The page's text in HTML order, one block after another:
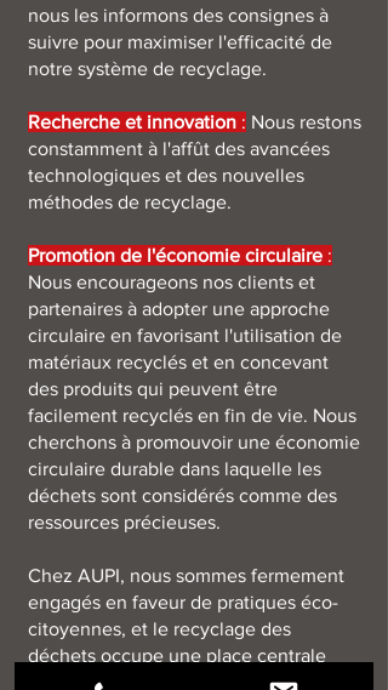
nous les informons des consignes à
suivre pour maximiser l'efficacité de
notre système de recyclage.
Recherche et innovation : Nous restons
constamment à l'affût des avancées
technologiques et des nouvelles
méthodes de recyclage.
Promotion de l'économie circulaire :
Nous encourageons nos clients et
partenaires à adopter une approche
circulaire en favorisant l'utilisation de
matériaux recyclés et en concevant
des produits qui peuvent être
facilement recyclés en fin de vie. Nous
cherchons à promouvoir une économie
circulaire durable dans laquelle les
déchets sont considérés comme des
ressources précieuses.
Chez AUPI, nous sommes fermement
engagés en faveur de pratiques éco-
citoyennes, et le recyclage des
déchets occupe une place centrale
dans notre approche de responsabilité